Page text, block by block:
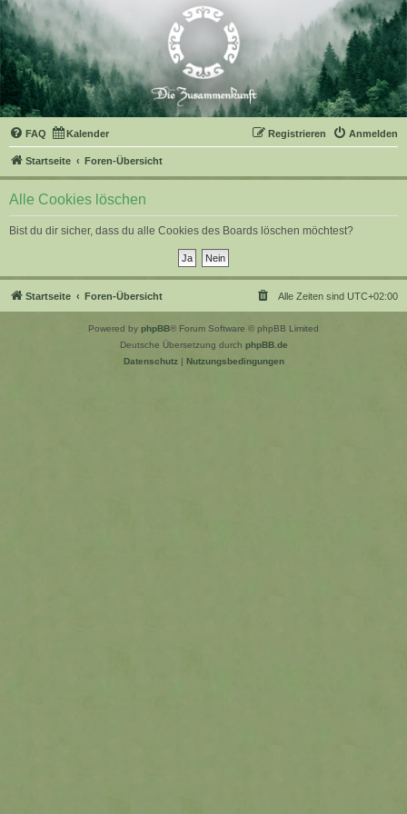
FAQ Kalender Anmelden
Registrieren
Startseite Foren-Übersicht
Alle Cookies löschen
Bist du dir sicher, dass du alle Cookies des Boards löschen möchtest?
Startseite Foren-Übersicht Alle Zeiten sind UTC+02:00
Powered by phpBB® Forum Software © phpBB Limited
Deutsche Übersetzung durch phpBB.de
Datenschutz| Nutzungsbedingungen